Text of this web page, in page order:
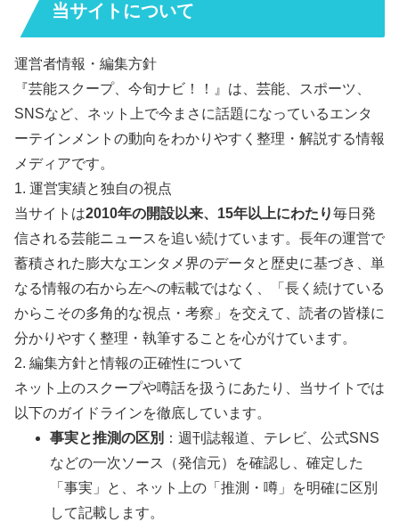
当サイトについて
運営者情報・編集方針
『芸能スクープ、今旬ナビ！！』は、芸能、スポーツ、
SNSなど、ネット上で今まさに話題になっているエンタ
ーテインメントの動向をわかりやすく整理・解説する情報
メディアです。
1. 運営実績と独自の視点
当サイトは2010年の開設以来、15年以上にわたり毎日発
信される芸能ニュースを追い続けています。長年の運営で
蓄積された膨大なエンタメ界のデータと歴史に基づき、単
なる情報の右から左への転載ではなく、「長く続けている
からこその多角的な視点・考察」を交えて、読者の皆様に
分かりやすく整理・執筆することを心がけています。
2. 編集方針と情報の正確性について
ネット上のスクープや噂話を扱うにあたり、当サイトでは
以下のガイドラインを徹底しています。
事実と推測の区別 ：週刊誌報道、テレビ、公式SNS
などの一次ソース（発信元）を確認し、確定した
「事実」と、ネット上の「推測・噂」を明確に区別
して記載します。